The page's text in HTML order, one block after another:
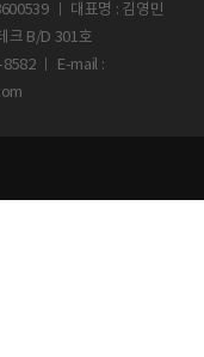
ㅣ 대표명 : 김영민
크 B/D 301호
ㅣ E-mail :